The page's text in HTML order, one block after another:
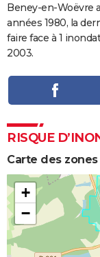
COPAINS D'AVANT
S'inscrire
Se connecter
Lycées
Collèges
Primaires
Universités
Entreprises
Service militaire
Avis de recherche
AVIS DE DÉCÈS
Beney-en-Woëvre
années 1980, la
faire face à 1
2003.
RISQUE
Carte des
+
−